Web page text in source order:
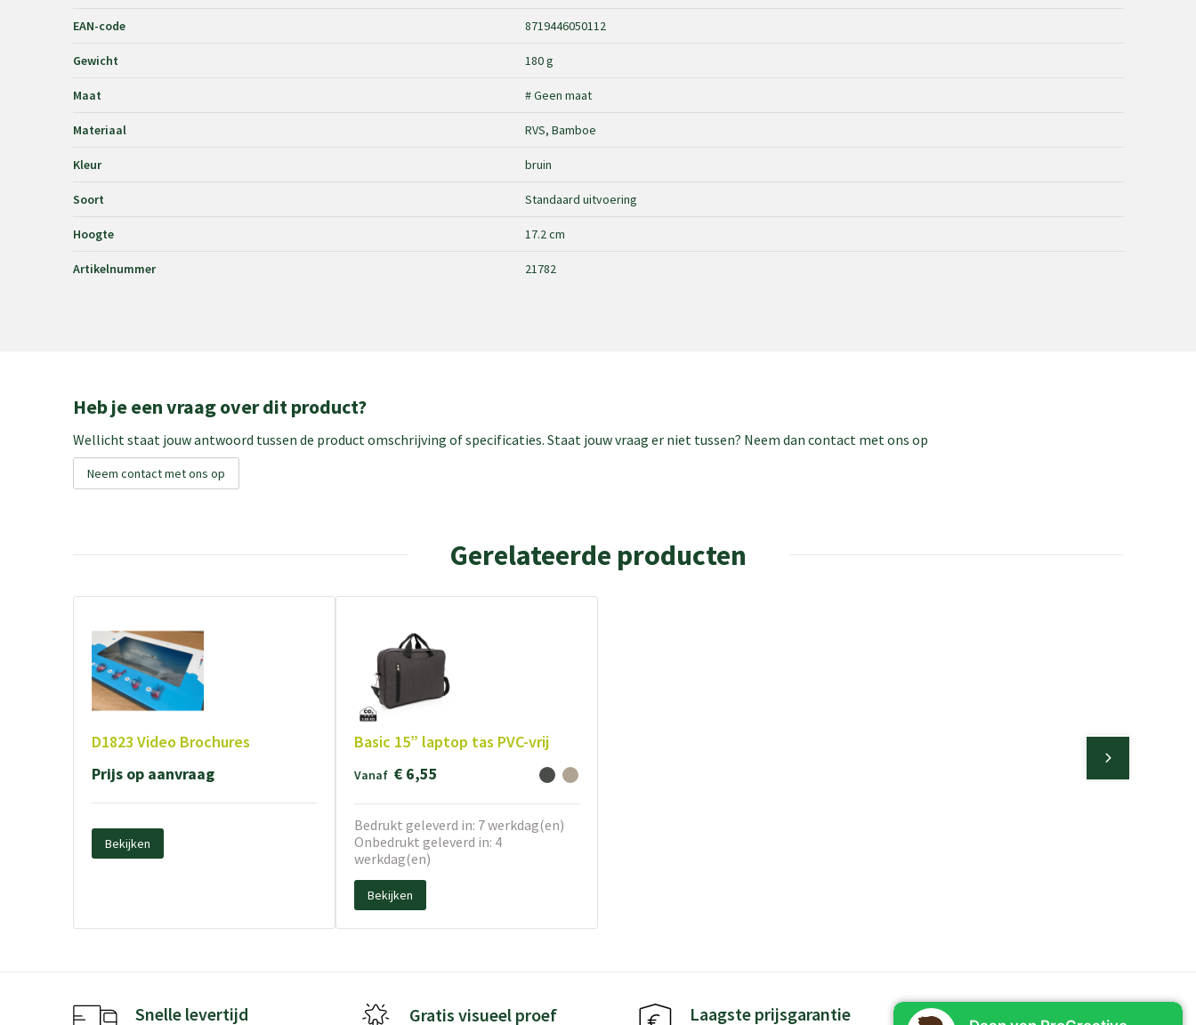
EAN-code 8719446050112
Gewicht 180 g
Maat # Geen maat
Materiaal RVS, Bamboe
Kleur bruin
Soort Standaard uitvoering
Hoogte 17.2 cm
Artikelnummer 21782
Heb je een vraag over dit product?
Wellicht staat jouw antwoord tussen de product omschrijving of specificaties. Staat jouw vraag er niet tussen? Neem dan contact met ons op
Neem contact met ons op
Gerelateerde producten
D1823 Video Brochures
Prijs op aanvraag
Bekijken
Basic 15” laptop tas PVC-vrij
Vanaf € 6,55
Bedrukt geleverd in: 7 werkdag(en)
Onbedrukt geleverd in: 4
werkdag(en)
Bekijken
Snelle levertijd Gratis visueel proef Laagste prijsgarantie